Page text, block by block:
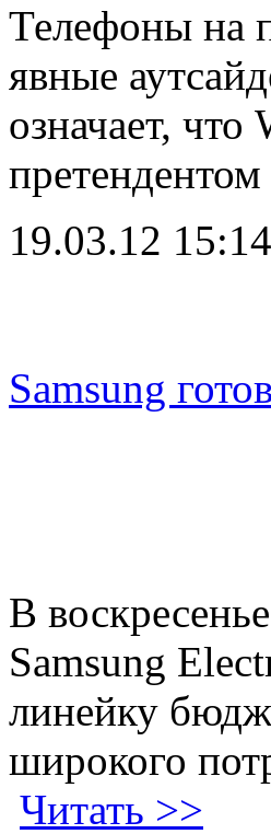
Телефоны на
явные
означает,
19.03.12 15:14
Samsung
В
Samsung
линейку
широкого
Читать >>